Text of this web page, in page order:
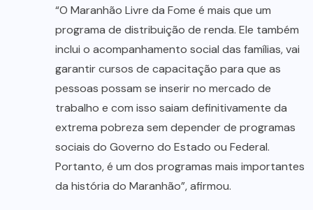
“O Maranhão Livre da Fome é mais que um
programa de distribuição de renda. Ele também
inclui o acompanhamento social das famílias, vai
garantir cursos de capacitação para que as
pessoas possam se inserir no mercado de
trabalho e com isso saiam definitivamente da
extrema pobreza sem depender de programas
sociais do Governo do Estado ou Federal.
Portanto, é um dos programas mais importantes
da história do Maranhão”, afirmou.